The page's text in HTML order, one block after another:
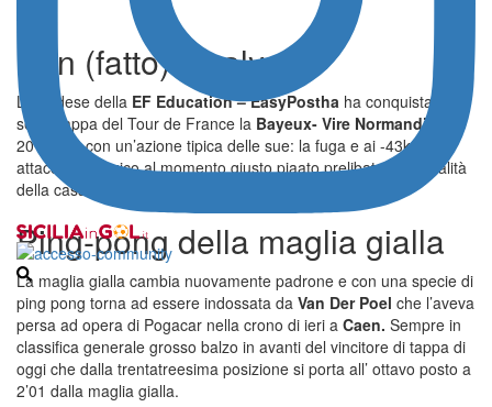
Ben (fatto) Healy
L’irlandese della EF Education – EasyPostha ha conquistato la
sesta tappa del Tour de France la Bayeux- Vire Normandie
201,5 km con un’azione tipica delle sue: la fuga e ai -43km un
attacco chirurgico al momento giusto piaato prelibato e specialità
della casa
Ping-pong della maglia gialla
La maglia gialla cambia nuovamente padrone e con una specie di
ping pong torna ad essere indossata da Van Der Poel che l’aveva
persa ad opera di Pogacar nella crono di ieri a Caen. Sempre in
classifica generale grosso balzo in avanti del vincitore di tappa di
oggi che dalla trentatreesima posizione si porta all’ ottavo posto a
2’01 dalla maglia gialla.